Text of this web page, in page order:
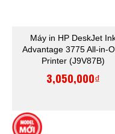
Máy in HP DeskJet
Advantage 3775 All-in-
Printer (J9V87B)
3,050,000₫